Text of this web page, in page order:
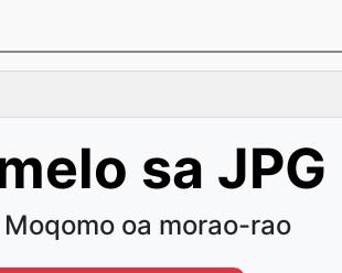
sa JPG
Moqomo oa morao-rao